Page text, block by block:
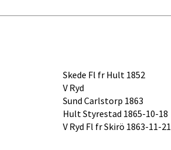
Skede Fl fr Hult 1852
V Ryd
Sund Carlstorp 1863
Hult Styrestad 1865-10-18
V Ryd Fl fr Skirö 1863-11-21